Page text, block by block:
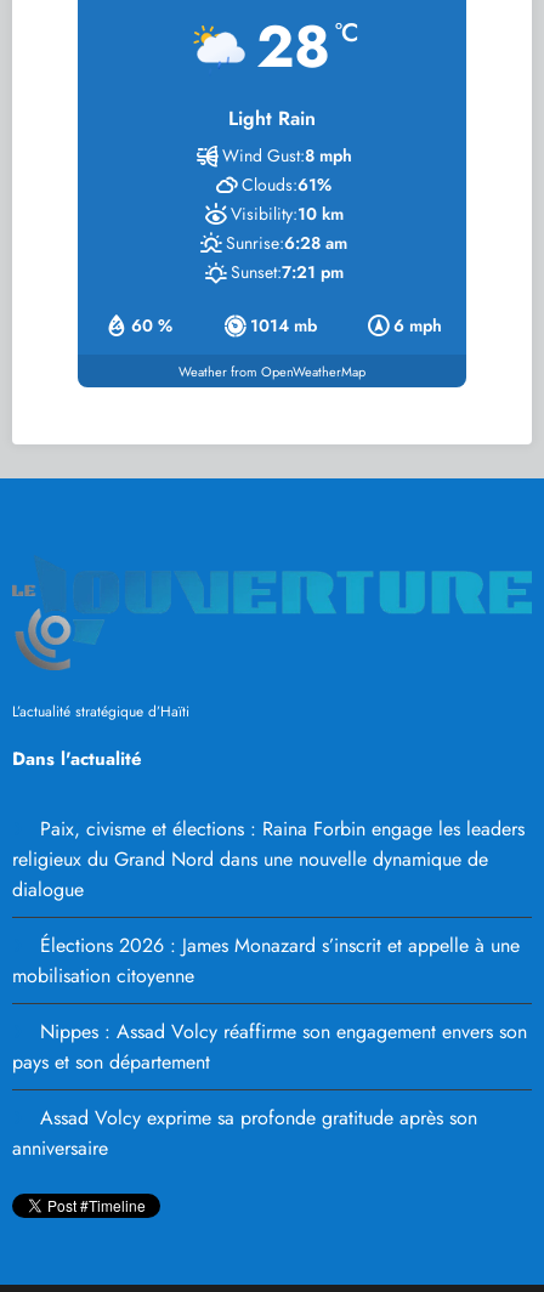
28 °C
Light Rain
60 % 1014 mb 6 mph
Wind Gust:8 mph
Clouds:61%
Visibility:10 km
Sunrise:6:28 am
Sunset:7:21 pm
Weather from OpenWeatherMap
L’actualité stratégique d’Haïti
Dans l'actualité
Paix, civisme et élections : Raina Forbin engage les leaders
religieux du Grand Nord dans une nouvelle dynamique de
dialogue
Élections 2026 : James Monazard s’inscrit et appelle à une
mobilisation citoyenne
Nippes : Assad Volcy réaffirme son engagement envers son
pays et son département
Assad Volcy exprime sa profonde gratitude après son
anniversaire